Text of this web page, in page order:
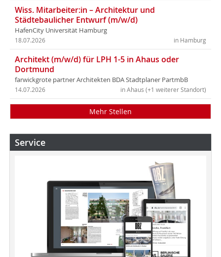
Wiss. Mitarbeiter:in – Architektur und
Städtebaulicher Entwurf (m/w/d)
HafenCity Universität Hamburg
in Hamburg
18.07.2026
Architekt (m/w/d) für LPH 1-5 in Ahaus oder
Dortmund
farwickgrote partner Architekten BDA Stadtplaner PartmbB
in Ahaus (+1 weiterer Standort)
14.07.2026
Mehr Stellen
Service